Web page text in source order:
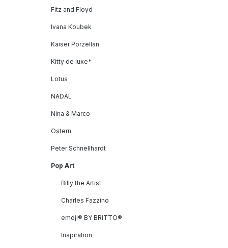
Fitz and Floyd
Ivana Koubek
Kaiser Porzellan
Kitty de luxe*
Lotus
NADAL
Nina & Marco
Ostern
Peter Schnellhardt
Pop Art
Billy the Artist
Charles Fazzino
emoji® BY BRITTO®
Inspiration